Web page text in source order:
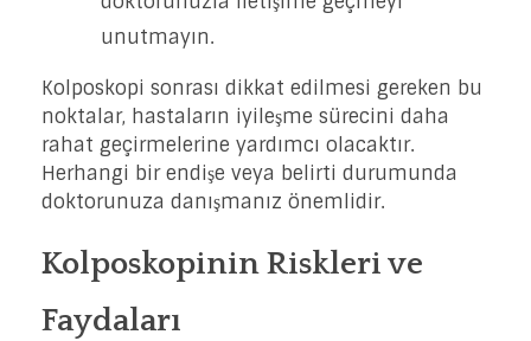
unutmayın.
Kolposkopi sonrası dikkat edilmesi gereken bu
noktalar, hastaların iyileşme sürecini daha
rahat geçirmelerine yardımcı olacaktır.
Herhangi bir endişe veya belirti durumunda
doktorunuza danışmanız önemlidir.
Kolposkopinin Riskleri ve
Faydaları